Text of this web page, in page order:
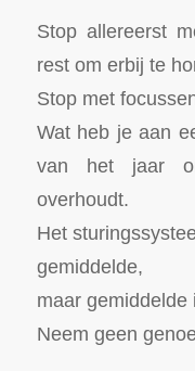
Stop allereerst
rest om erbij te
Stop met
Wat heb je aan
van het jaar
overhoudt.
Het
gemiddelde,
maar gemiddelde
Neem geen